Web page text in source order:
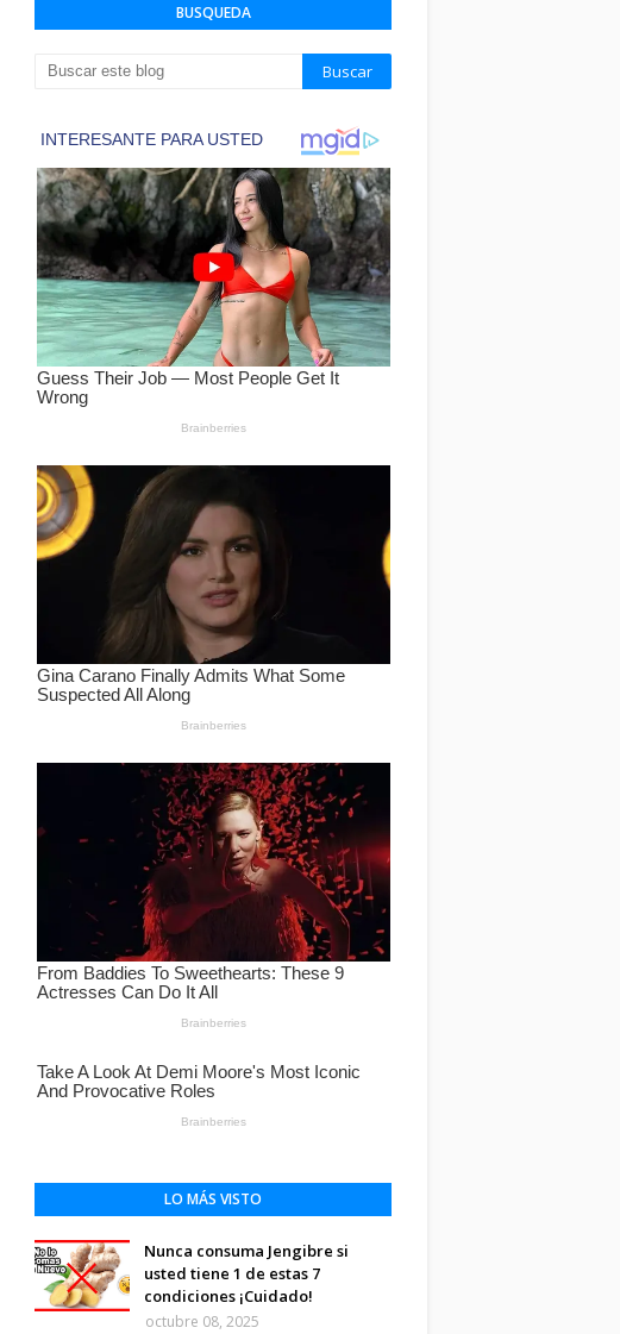
BUSQUEDA
LO MÁS VISTO
Nunca consuma Jengibre si
usted tiene 1 de estas 7
condiciones ¡Cuidado!
octubre 08, 2025